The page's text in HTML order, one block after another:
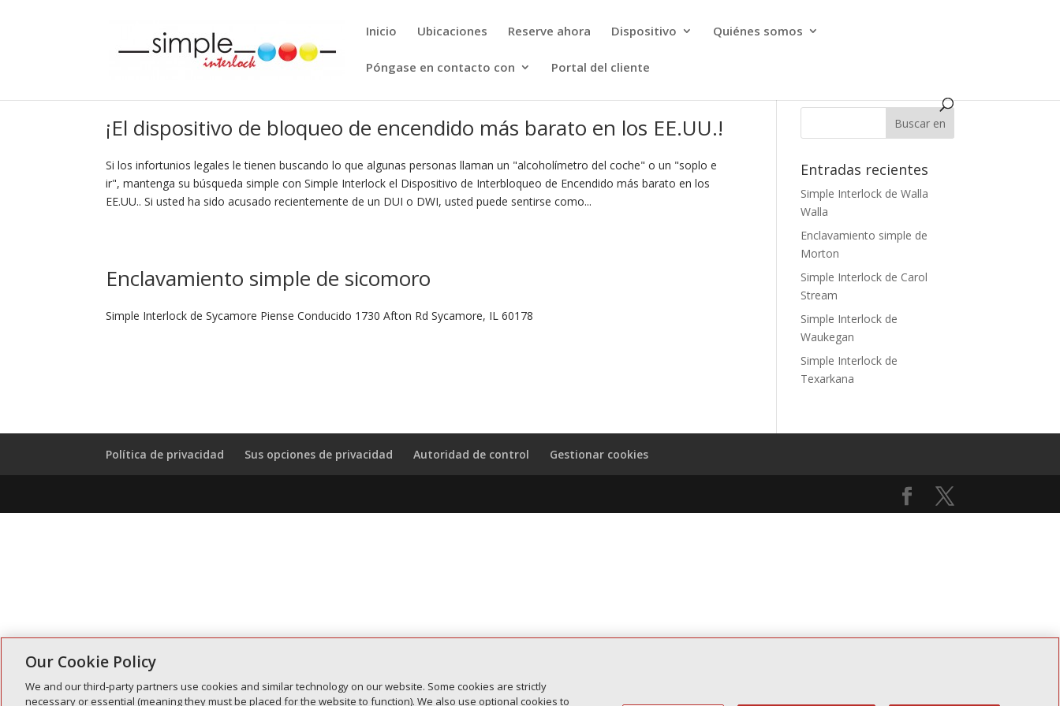
Inicio Ubicaciones Reserve ahora Dispositivo Quiénes somos
Póngase en contacto con Portal del cliente
¡El dispositivo de bloqueo de encendido más barato en los EE.UU.!
Si los infortunios legales le tienen buscando lo que algunas personas llaman un "alcoholímetro del coche" o un "soplo e
ir", mantenga su búsqueda simple con Simple Interlock el Dispositivo de Interbloqueo de Encendido más barato en los
EE.UU.. Si usted ha sido acusado recientemente de un DUI o DWI, usted puede sentirse como...
Enclavamiento simple de sicomoro
Simple Interlock de Sycamore Piense Conducido 1730 Afton Rd Sycamore, IL 60178
Entradas recientes
Simple Interlock de Walla
Walla
Enclavamiento simple de
Morton
Simple Interlock de Carol
Stream
Simple Interlock de
Waukegan
Simple Interlock de
Texarkana
Política de privacidad Sus opciones de privacidad Autoridad de control Gestionar cookies
Our Cookie Policy
We and our third-party partners use cookies and similar technology on our website. Some cookies are strictly
necessary or essential (meaning they must be placed for the website to function). We also use optional cookies to